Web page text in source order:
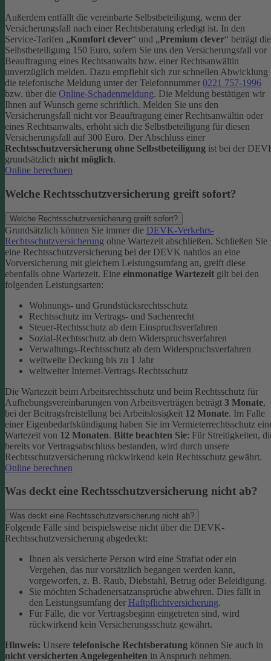
Außerdem entfällt die vereinbarte Selbstbeteiligung, wenn der
Versicherungsfall nach einer Rechtsberatung erledigt ist. In den
Service-Tarifen „Komfort clever“ und „Premium clever“ beträgt die
Selbstbeteiligung 150 Euro, sofern Sie uns den Versicherungsfall vor
Beauftragung eines Rechtsanwalts bzw. einer Rechtsanwältin
unverzüglich melden. Dazu empfiehlt sich zur schnellen Abwicklung
die telefonische Meldung unter der Telefonnummer 0221 757-1996
bzw. über die Online-Schadenmeldung. Die Meldung bestätigen wir
Ihnen auf Wunsch gerne schriftlich. Melden Sie uns den
Versicherungsfall nicht vor Beauftragung einer Rechtsanwältin oder
eines Rechtsanwalts, erhöht sich die Selbstbeteiligung für diesen
Versicherungsfall auf 300 Euro. Der Abschluss einer
Rechtsschutzversicherung ohne Selbstbeteiligung ist bei der
grundsätzlich nicht möglich.
Online berechnen
Welche Rechtsschutzversicherung greift sofort?
Welche Rechtsschutzversicherung greift sofort?
Grundsätzlich können Sie immer die DEVK-Verkehrs-
Rechtsschutzversicherung ohne Wartezeit abschließen. Schließen Sie
eine Rechtsschutzversicherung bei der DEVK nahtlos an eine
Vorversicherung mit gleichem Leistungsumfang an, greift diese
ebenfalls ohne Wartezeit. Eine einmonatige Wartezeit gilt bei den
folgenden Leistungsarten:
Wohnungs- und Grundstücksrechtsschutz
Rechtsschutz im Vertrags- und Sachenrecht
Steuer-Rechtsschutz ab dem Einspruchsverfahren
Sozial-Rechtsschutz ab dem Widerspruchsverfahren
Verwaltungs-Rechtsschutz ab dem Widerspruchsverfahren
weltweite Deckung bis zu 1 Jahr
weltweiter Internet-Vertrags-Rechtsschutz
Die Wartezeit beim Arbeitsrechtsschutz und beim Rechtsschutz für
Aufhebungsvereinbarungen von Arbeitsverträgen beträgt 3 Monate,
bei der Beitragsfreistellung bei Arbeitslosigkeit 12 Monate. Im Falle
einer Eigenbedarfskündigung haben Sie im Vermieterrechtsschutz
Wartezeit von 12 Monaten. Bitte beachten Sie: Für Streitigkeiten,
bereits vor Vertragsabschluss bestanden, wird durch unsere
Rechtsschutzversicherung rückwirkend kein Rechtsschutz gewährt.
Online berechnen
Was deckt eine Rechtsschutzversicherung nicht ab?
Was deckt eine Rechtsschutzversicherung nicht ab?
Folgende Fälle sind beispielsweise nicht über die DEVK-
Rechtsschutzversicherung abgedeckt:
Ihnen als versicherte Person wird eine Straftat oder ein
Vergehen, das nur vorsätzlich begangen werden kann,
vorgeworfen, z. B. Raub, Diebstahl, Betrug oder Beleidigung.
Sie möchten Schadenersatzansprüche abwehren. Dies fällt in
den Leistungsumfang der Haftpflichtversicherung.
Für Fälle, die vor Vertragsbeginn eingetreten sind, wird
rückwirkend kein Versicherungsschutz gewährt.
Hinweis: Unsere telefonische Rechtsberatung können Sie auch in
nicht versicherten Angelegenheiten in Anspruch nehmen.